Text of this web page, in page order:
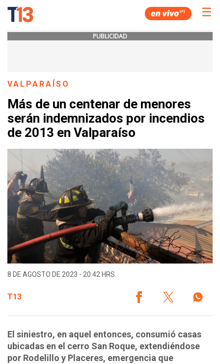
☰
PUBLICIDAD
VALPARAÍSO
Más de un centenar de menores
serán indemnizados por incendios
de 2013 en Valparaíso
8 DE AGOSTO DE 2023 - 20:42 HRS.
T13
El siniestro, en aquel entonces, consumió casas
ubicadas en el cerro San Roque, extendiéndose
por Rodelillo y Placeres, emergencia que